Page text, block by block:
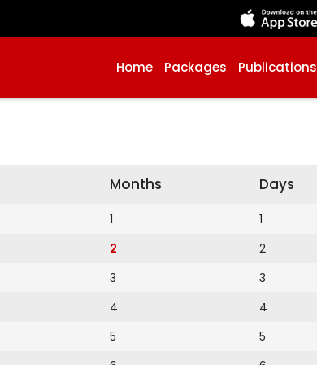
Home Packages Publications
Months
1
2
3
4
5
Days
1
2
3
4
5